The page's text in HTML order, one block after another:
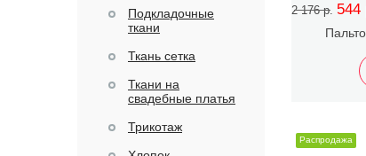
Подкладочные
ткани
Ткань сетка
Ткани на
свадебные платья
Трикотаж
2 176 р. 544
Распродажа